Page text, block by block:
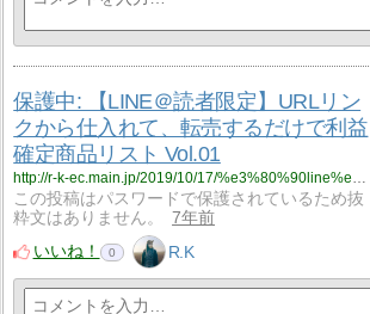
保護中: 【LINE＠読者限定】URLリン
クから仕入れて、転売するだけで利益
確定商品リスト Vol.01
http://r-k-ec.main.jp/2019/10/17/%e3%80%90line%ef%bc%a0%e8%aa%ad%e8%80%85%e9%99%90%e5%ae%9a%e3%80%91url%e3%83%aa%e3%83%b3%e3%82%af%e3%81%8b%e3%82%89%e4%bb%95%e5%85%a5%e3%82%8c%e3%81%a6%e3%80%81%e8%bb%a2%e5%a3%b2%e3%81%99%e3%82%8b/
この投稿はパスワードで保護されているため抜
粋文はありません。
7年前
いいね！
0 R.K